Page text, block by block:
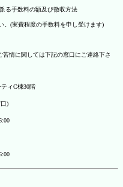
る手数料の額及び徴収方法
。(実費程度の手数料を申し受けます)
情に関しては下記の窓口にご連絡下さ
ィC棟30階
)